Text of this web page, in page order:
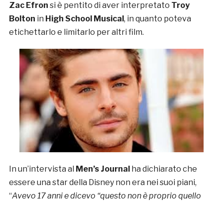
Zac Efron si è pentito di aver interpretato Troy
Bolton in High School Musical , in quanto poteva
etichettarlo e limitarlo per altri film.
In un’intervista al Men’s Journalha dichiarato che
essere una star della Disney non era nei suoi piani,
“Avevo 17 anni e dicevo “questo non è proprio quello